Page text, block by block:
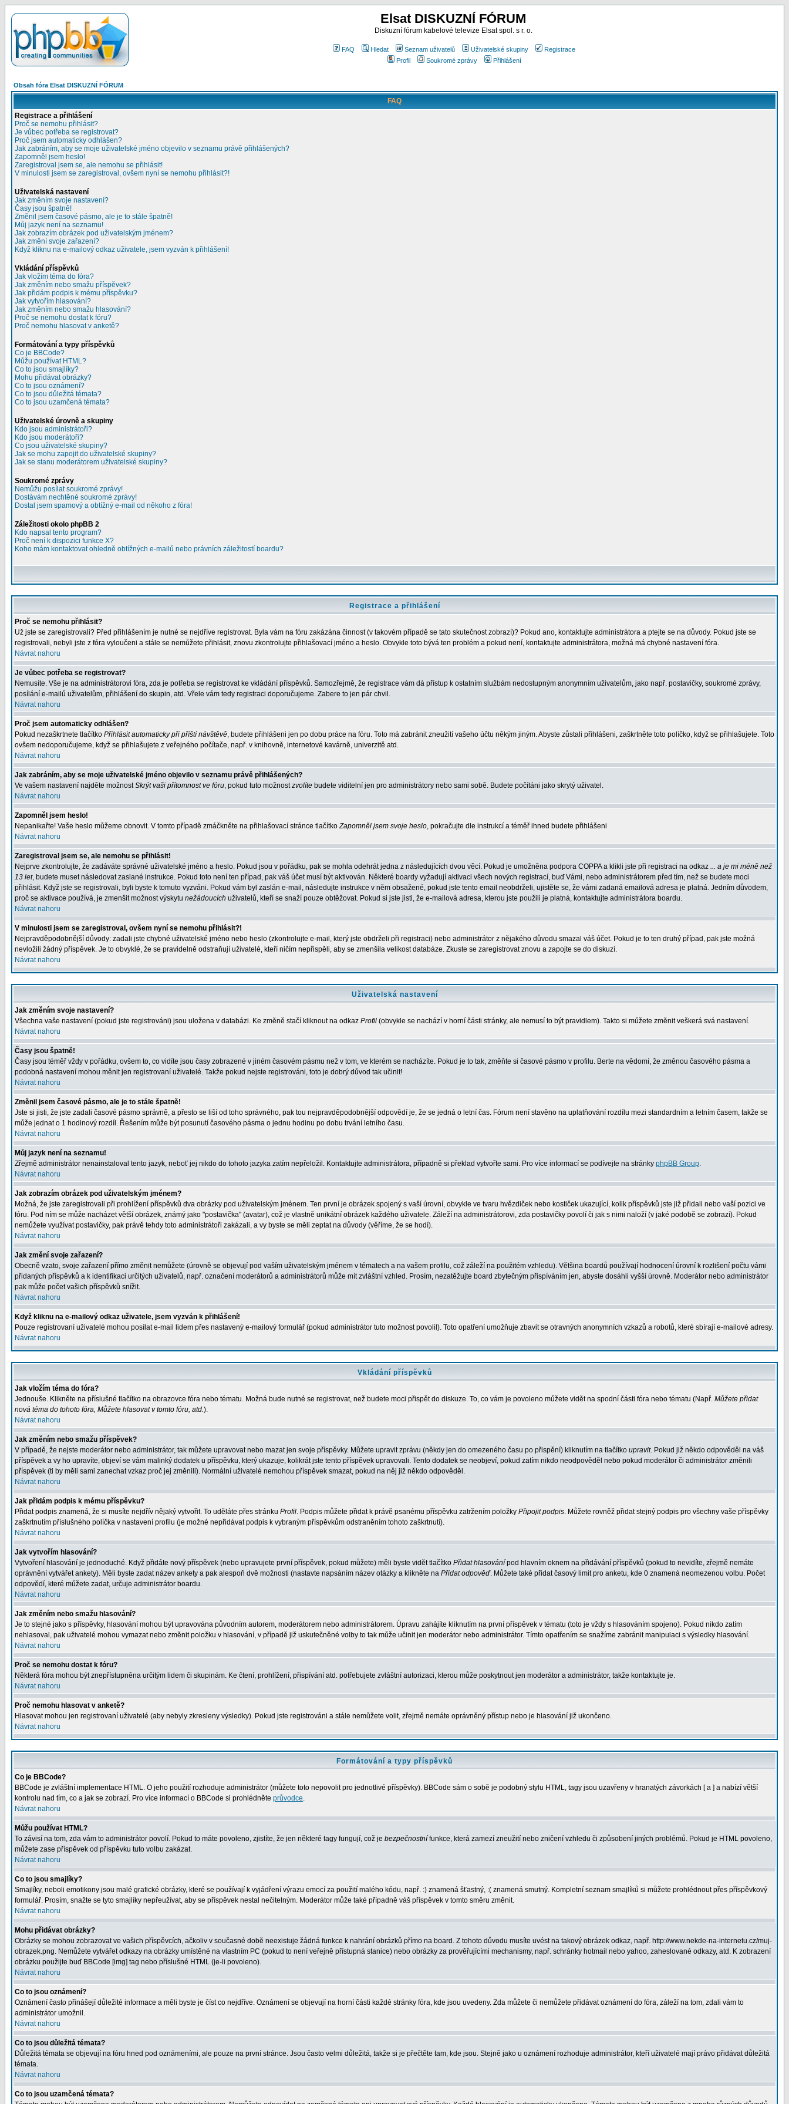
Elsat DISKUZNÍ FÓRUM
Diskuzní fórum kabelové televize Elsat spol. s r. o.
FAQ Hledat Seznam uživatelů Uživatelské skupiny
Registrace
Profil
Soukromé zprávy Přihlášení
Obsah fóra Elsat DISKUZNÍ FÓRUM
FAQ
Registrace a přihlášení
Proč se nemohu přihlásit?
Je vůbec potřeba se registrovat?
Proč jsem automaticky odhlášen?
Jak zabráním, aby se moje uživatelské jméno objevilo v seznamu právě přihlášených?
Zapomněl jsem heslo!
Zaregistroval jsem se, ale nemohu se přihlásit!
V minulosti jsem se zaregistroval, ovšem nyní se nemohu přihlásit?!
Uživatelská nastavení
Jak změním svoje nastavení?
Časy jsou špatně!
Změnil jsem časové pásmo, ale je to stále špatně!
Můj jazyk není na seznamu!
Jak zobrazím obrázek pod uživatelským jménem?
Jak změní svoje zařazení?
Když kliknu na e-mailový odkaz uživatele, jsem vyzván k přihlášení!
Vkládání příspěvků
Jak vložím téma do fóra?
Jak změním nebo smažu příspěvek?
Jak přidám podpis k mému příspěvku?
Jak vytvořím hlasování?
Jak změním nebo smažu hlasování?
Proč se nemohu dostat k fóru?
Proč nemohu hlasovat v anketě?
Formátování a typy příspěvků
Co je BBCode?
Můžu používat HTML?
Co to jsou smajlíky?
Mohu přidávat obrázky?
Co to jsou oznámení?
Co to jsou důležitá témata?
Co to jsou uzamčená témata?
Uživatelské úrovně a skupiny
Kdo jsou administrátoři?
Kdo jsou moderátoři?
Co jsou uživatelské skupiny?
Jak se mohu zapojit do uživatelské skupiny?
Jak se stanu moderátorem uživatelské skupiny?
Soukromé zprávy
Nemůžu posílat soukromé zprávy!
Dostávám nechtěné soukromé zprávy!
Dostal jsem spamový a obtížný e-mail od někoho z fóra!
Záležitosti okolo phpBB 2
Kdo napsal tento program?
Proč není k dispozici funkce X?
Koho mám kontaktovat ohledně obtížných e-mailů nebo právních záležitostí boardu?
Registrace a přihlášení
Proč se nemohu přihlásit?
Už jste se zaregistrovali? Před přihlášením je nutné se nejdříve registrovat. Byla vám na fóru zakázána činnost (v takovém případě se tato skutečnost zobrazí)? Pokud ano, kontaktujte administrátora a ptejte se na důvody. Pokud jste se
registrovali, nebyli jste z fóra vyloučeni a stále se nemůžete přihlásit, znovu zkontrolujte přihlašovací jméno a heslo. Obvykle toto bývá ten problém a pokud není, kontaktujte administrátora, možná má chybné nastavení fóra.
Návrat nahoru
Je vůbec potřeba se registrovat?
Nemusíte. Vše je na administrátorovi fóra, zda je potřeba se registrovat ke vkládání příspěvků. Samozřejmě, že registrace vám dá přístup k ostatním službám nedostupným anonymním uživatelům, jako např. postavičky, soukromé zprávy,
posílání e-mailů uživatelům, přihlášení do skupin, atd. Vřele vám tedy registraci doporučujeme. Zabere to jen pár chvil.
Návrat nahoru
Proč jsem automaticky odhlášen?
Pokud nezaškrtnete tlačítko Přihlásit automaticky při příští návštěvě, budete přihlášeni jen po dobu práce na fóru. Toto má zabránit zneužití vašeho účtu někým jiným. Abyste zůstali přihlášeni, zaškrtněte toto políčko, když se přihlašujete. Toto
ovšem nedoporučujeme, když se přihlašujete z veřejného počítače, např. v knihovně, internetové kavárně, univerzitě atd.
Návrat nahoru
Jak zabráním, aby se moje uživatelské jméno objevilo v seznamu právě přihlášených?
Ve vašem nastavení najděte možnostSkrýt vaši přítomnost ve fóru, pokud tuto možnostzvolíte budete viditelní jen pro administrátory nebo sami sobě. Budete počítáni jako skrytý uživatel.
Návrat nahoru
Zapomněl jsem heslo!
Nepanikařte! Vaše heslo můžeme obnovit. V tomto případě zmáčkněte na přihlašovací stránce tlačítkoZapomněl jsem svoje heslo, pokračujte dle instrukcí a téměř ihned budete přihlášeni
Návrat nahoru
Zaregistroval jsem se, ale nemohu se přihlásit!
Nejprve zkontrolujte, že zadáváte správné uživatelské jméno a heslo. Pokud jsou v pořádku, pak se mohla odehrát jedna z následujících dvou věcí. Pokud je umožněna podpora COPPA a klikli jste při registraci na odkaz ... a je mi méně než
13 let, budete muset následovat zaslané instrukce. Pokud toto není ten případ, pak váš účet musí být aktivován. Některé boardy vyžadují aktivaci všech nových registrací, buď Vámi, nebo administrátorem před tím, než se budete moci
přihlásit. Když jste se registrovali, byli byste k tomuto vyzváni. Pokud vám byl zaslán e-mail, následujte instrukce v něm obsažené, pokud jste tento email neobdrželi, ujistěte se, že vámi zadaná emailová adresa je platná. Jedním důvodem,
proč se aktivace používá, je zmenšit možnost výskytu nežádoucích uživatelů, kteří se snaží pouze obtěžovat. Pokud si jste jisti, že e-mailová adresa, kterou jste použili je platná, kontaktujte administrátora boardu.
Návrat nahoru
V minulosti jsem se zaregistroval, ovšem nyní se nemohu přihlásit?!
Nejpravděpodobnější důvody: zadali jste chybné uživatelské jméno nebo heslo (zkontrolujte e-mail, který jste obdrželi při registraci) nebo administrátor z nějakého důvodu smazal váš účet. Pokud je to ten druhý případ, pak jste možná
nevložili žádný příspěvek. Je to obvyklé, že se pravidelně odstraňují uživatelé, kteří ničím nepřispěli, aby se zmenšila velikost databáze. Zkuste se zaregistrovat znovu a zapojte se do diskuzí.
Návrat nahoru
Uživatelská nastavení
Jak změním svoje nastavení?
Všechna vaše nastavení (pokud jste registrováni) jsou uložena v databázi. Ke změně stačí kliknout na odkaz Profil (obvykle se nachází v horní části stránky, ale nemusí to být pravidlem). Takto si můžete změnit veškerá svá nastavení.
Návrat nahoru
Časy jsou špatně!
Časy jsou téměř vždy v pořádku, ovšem to, co vidíte jsou časy zobrazené v jiném časovém pásmu než v tom, ve kterém se nacházíte. Pokud je to tak, změňte si časové pásmo v profilu. Berte na vědomí, že změnou časového pásma a
podobná nastavení mohou měnit jen registrovaní uživatelé. Takže pokud nejste registrováni, toto je dobrý důvod tak učinit!
Návrat nahoru
Změnil jsem časové pásmo, ale je to stále špatně!
Jste si jisti, že jste zadali časové pásmo správně, a přesto se liší od toho správného, pak tou nejpravděpodobnější odpovědí je, že se jedná o letní čas. Fórum není stavěno na uplatňování rozdílu mezi standardním a letním časem, takže se
může jednat o 1 hodinový rozdíl. Řešením může být posunutí časového pásma o jednu hodinu po dobu trvání letního času.
Návrat nahoru
Můj jazyk není na seznamu!
Zřejmě administrátor nenainstaloval tento jazyk, neboť jej nikdo do tohoto jazyka zatím nepřeložil. Kontaktujte administrátora, případně si překlad vytvořte sami. Pro více informací se podívejte na stránky phpBB Group.
Návrat nahoru
Jak zobrazím obrázek pod uživatelským jménem?
Možná, že jste zaregistrovali při prohlížení příspěvků dva obrázky pod uživatelským jménem. Ten první je obrázek spojený s vaší úrovní, obvykle ve tvaru hvězdiček nebo kostiček ukazující, kolik příspěvků jste již přidali nebo vaší pozici ve
fóru. Pod ním se může nacházet větší obrázek, známý jako "postavička" (avatar), což je vlastně unikátní obrázek každého uživatele. Záleží na administrátorovi, zda postavičky povolí či jak s nimi naloží (v jaké podobě se zobrazí). Pokud
nemůžete využívat postavičky, pak právě tehdy toto administrátoři zakázali, a vy byste se měli zeptat na důvody (věříme, že se hodí).
Návrat nahoru
Jak změní svoje zařazení?
Obecně vzato, svoje zařazení přímo změnit nemůžete (úrovně se objevují pod vaším uživatelským jménem v tématech a na vašem profilu, což záleží na použitém vzhledu). Většina boardů používají hodnocení úrovní k rozlišení počtu vámi
přidaných příspěvků a k identifikaci určitých uživatelů, např. označení moderátorů a administrátorů může mít zvláštní vzhled. Prosím, nezatěžujte board zbytečným přispíváním jen, abyste dosáhli vyšší úrovně. Moderátor nebo administrátor
pak může počet vašich příspěvků snížit.
Návrat nahoru
Když kliknu na e-mailový odkaz uživatele, jsem vyzván k přihlášení!
Pouze registrovaní uživatelé mohou posílat e-mail lidem přes nastavený e-mailový formulář (pokud administrátor tuto možnost povolil). Toto opatření umožňuje zbavit se otravných anonymních vzkazů a robotů, které sbírají e-mailové adresy.
Návrat nahoru
Vkládání příspěvků
Jak vložím téma do fóra?
Jednouše. Klikněte na příslušné tlačítko na obrazovce fóra nebo tématu. Možná bude nutné se registrovat, než budete moci přispět do diskuze. To, co vám je povoleno můžete vidět na spodní části fóra nebo tématu (Např. Můžete přidat
nová téma do tohoto fóra, Můžete hlasovat v tomto fóru, atd.).
Návrat nahoru
Jak změním nebo smažu příspěvek?
V případě, že nejste moderátor nebo administrátor, tak můžete upravovat nebo mazat jen svoje příspěvky. Můžete upravit zprávu (někdy jen do omezeného času po přispění) kliknutím na tlačítko upravit. Pokud již někdo odpověděl na váš
příspěvek a vy ho upravíte, objeví se vám malinký dodatek u příspěvku, který ukazuje, kolikrát jste tento příspěvek upravovali. Tento dodatek se neobjeví, pokud zatím nikdo neodpověděl nebo pokud moderátor či administrátor změnili
příspěvek (ti by měli sami zanechat vzkaz proč jej změnili). Normální uživatelé nemohou příspěvek smazat, pokud na něj již někdo odpověděl.
Návrat nahoru
Jak přidám podpis k mému příspěvku?
Přidat podpis znamená, že si musíte nejdřív nějaký vytvořit. To uděláte přes stránku Profil. Podpis můžete přidat k právě psanému příspěvku zatržením položky Připojit podpis. Můžete rovněž přidat stejný podpis pro všechny vaše příspěvky
zaškrtnutím příslušného políčka v nastavení profilu (je možné nepřidávat podpis k vybraným příspěvkům odstraněním tohoto zaškrtnutí).
Návrat nahoru
Jak vytvořím hlasování?
Vytvoření hlasování je jednoduché. Když přidáte nový příspěvek (nebo upravujete první příspěvek, pokud můžete) měli byste vidět tlačítko Přidat hlasování pod hlavním oknem na přidávání příspěvků (pokud to nevidíte, zřejmě nemáte
oprávnění vytvářet ankety). Měli byste zadat název ankety a pak alespoň dvě možnosti (nastavte napsáním název otázky a klikněte na Přidat odpověď. Můžete také přidat časový limit pro anketu, kde 0 znamená neomezenou volbu. Počet
odpovědí, které můžete zadat, určuje administrátor boardu.
Návrat nahoru
Jak změním nebo smažu hlasování?
Je to stejné jako s příspěvky, hlasování mohou být upravována původním autorem, moderátorem nebo administrátorem. Úpravu zahájíte kliknutím na první příspěvek v tématu (toto je vždy s hlasováním spojeno). Pokud nikdo zatím
nehlasoval, pak uživatelé mohou vymazat nebo změnit položku v hlasování, v případě již uskutečněné volby to tak může učinit jen moderátor nebo administrátor. Tímto opatřením se snažíme zabránit manipulaci s výsledky hlasování.
Návrat nahoru
Proč se nemohu dostat k fóru?
Některá fóra mohou být znepřístupněna určitým lidem či skupinám. Ke čtení, prohlížení, přispívání atd. potřebujete zvláštní autorizaci, kterou může poskytnout jen moderátor a administrátor, takže kontaktujte je.
Návrat nahoru
Proč nemohu hlasovat v anketě?
Hlasovat mohou jen registrovaní uživatelé (aby nebyly zkresleny výsledky). Pokud jste registrováni a stále nemůžete volit, zřejmě nemáte oprávněný přístup nebo je hlasování již ukončeno.
Návrat nahoru
Formátování a typy příspěvků
Co je BBCode?
BBCode je zvláštní implementace HTML. O jeho použití rozhoduje administrátor (můžete toto nepovolit pro jednotlivé příspěvky). BBCode sám o sobě je podobný stylu HTML, tagy jsou uzavřeny v hranatých závorkách [ a ] a nabízí větší
kontrolu nad tím, co a jak se zobrazí. Pro více informací o BBCode si prohlédněte průvodce.
Návrat nahoru
Můžu používat HTML?
To závisí na tom, zda vám to administrátor povolí. Pokud to máte povoleno, zjistíte, že jen některé tagy fungují, což je bezpečnostní funkce, která zamezí zneužití nebo zničení vzhledu či způsobení jiných problémů. Pokud je HTML povoleno,
můžete zase příspěvek od příspěvku tuto volbu zakázat.
Návrat nahoru
Co to jsou smajlíky?
Smajlíky, neboli emotikony jsou malé grafické obrázky, které se používají k vyjádření výrazu emocí za použití malého kódu, např. :) znamená šťastný, :( znamená smutný. Kompletní seznam smajlíků si můžete prohlédnout přes příspěvkový
formulář. Prosím, snažte se tyto smajlíky nepřeužívat, aby se příspěvek nestal nečitelným. Moderátor může také případně váš příspěvek v tomto směru změnit.
Návrat nahoru
Mohu přidávat obrázky?
Obrázky se mohou zobrazovat ve vašich příspěvcích, ačkoliv v současné době neexistuje žádná funkce k nahrání obrázků přímo na board. Z tohoto důvodu musíte uvést na takový obrázek odkaz, např. http://www.nekde-na-internetu.cz/muj-
obrazek.png. Nemůžete vytvářet odkazy na obrázky umístěné na vlastním PC (pokud to není veřejně přístupná stanice) nebo obrázky za prověřujícími mechanismy, např. schránky hotmail nebo yahoo, zaheslované odkazy, atd. K zobrazení
obrázku použijte buď BBCode [img] tag nebo příslušné HTML (je-li povoleno).
Návrat nahoru
Co to jsou oznámení?
Oznámení často přinášejí důležité informace a měli byste je číst co nejdříve. Oznámení se objevují na horní části každé stránky fóra, kde jsou uvedeny. Zda můžete či nemůžete přidávat oznámení do fóra, záleží na tom, zdali vám to
administrátor umožnil.
Návrat nahoru
Co to jsou důležitá témata?
Důležitá témata se objevují na fóru hned pod oznámeními, ale pouze na první stránce. Jsou často velmi důležitá, takže si je přečtěte tam, kde jsou. Stejně jako u oznámení rozhoduje administrátor, kteří uživatelé mají právo přidávat důležitá
témata.
Návrat nahoru
Co to jsou uzamčená témata?